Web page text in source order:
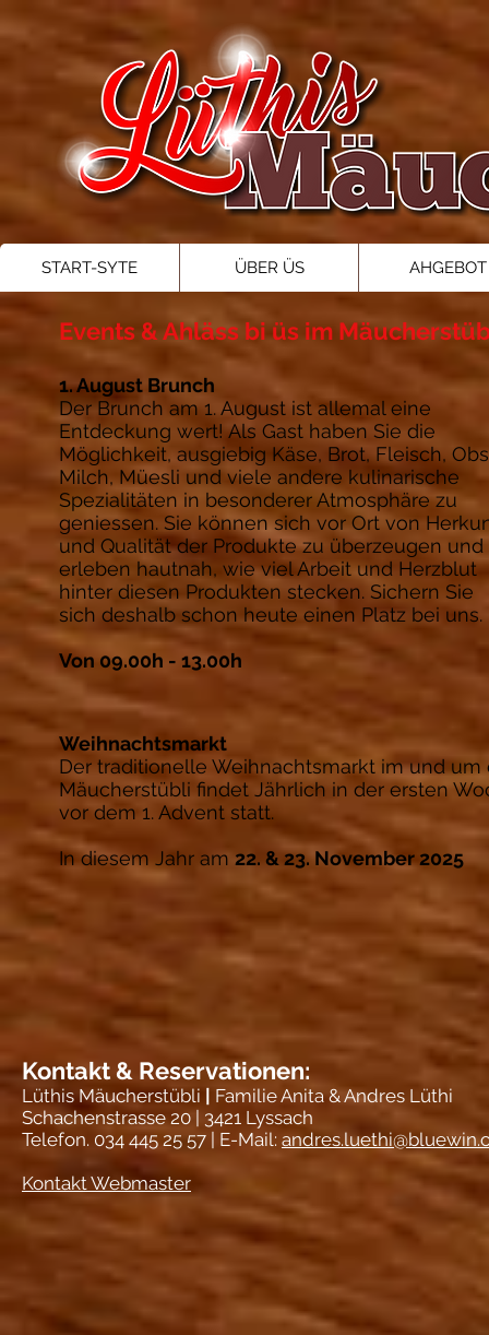
START-SYTE ÜBER ÜS AHGEBOT
Events & Ahläss bi üs im
1. August Brunch
Der Brunch am 1. August ist allemal eine
Entdeckung wert! Als Gast haben Sie die
Möglichkeit, ausgiebig Käse, Brot, Fleisch,
Milch, Müesli und viele andere kulinarische
Spezialitäten in besonderer Atmosphäre zu
geniessen. Sie können sich vor Ort von
und Qualität der Produkte zu überzeugen und
erleben hautnah, wie viel Arbeit und Herzblut
hinter diesen Produkten stecken. Sichern Sie
sich deshalb schon heute einen Platz bei uns.
Von 09.00h - 13.00h
Weihnachtsmarkt
Der traditionelle Weihnachtsmarkt im und um
Mäucherstübli findet Jährlich in der ersten
vor dem 1. Advent statt.
In diesem Jahr am 22. & 23. November 2025
Kontakt & Reservationen:
Lüthis Mäucherstübli
Familie Anita & Andres Lüthi
Schachenstrasse 20 | 3421 Lyssach
Telefon. 034 445 25 57 | E-Mail:
Kontakt Webmaster